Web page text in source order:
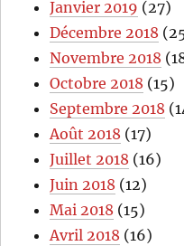
Janvier 2019 (27)
Décembre 2018
Novembre 2018
Octobre 2018 (15)
Septembre 2018
Août 2018 (17)
Juillet 2018 (16)
Juin 2018 (12)
Mai 2018 (15)
Avril 2018 (16)